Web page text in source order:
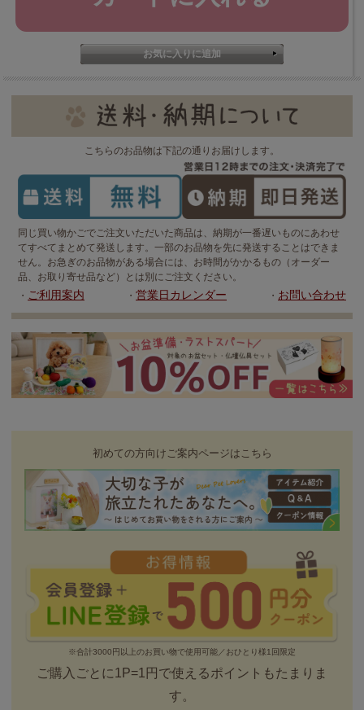
こちらのお品物は下記の通りお届けします。
同じ買い物かごでご注文いただいた商品は、納期が一番遅いものにあわせ
てすべてまとめて発送します。一部のお品物を先に発送することはできま
せん。お急ぎのお品物がある場合には、お時間がかかるもの（オーダー
品、お取り寄せ品など）とは別にご注文ください。
・ ご利用案内 ・ 営業日カレンダー ・ お問い合わせ
初めての方向けご案内ページはこちら
※合計3000円以上のお買い物で使用可能／おひとり様1回限定
ご購入ごとに1P=1円で使えるポイントもたまりま
す。